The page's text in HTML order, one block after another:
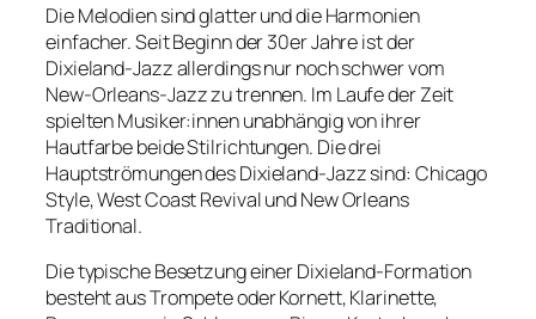
Die Melodien sind glatter und die Harmonien
einfacher. Seit Beginn der 30er Jahre ist der
Dixieland-Jazz allerdings nur noch schwer vom
New-Orleans-Jazz zu trennen. Im Laufe der Zeit
spielten Musiker:innen unabhängig von ihrer
Hautfarbe beide Stilrichtungen. Die drei
Hauptströmungen des Dixieland-Jazz sind: Chicago
Style, West Coast Revival und New Orleans
Traditional.
Die typische Besetzung einer Dixieland-Formation
besteht aus Trompete oder Kornett, Klarinette,